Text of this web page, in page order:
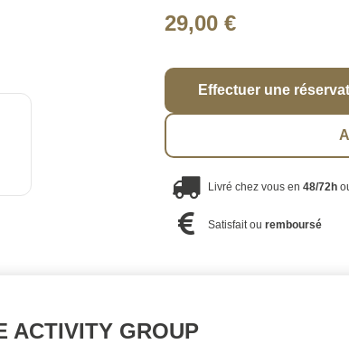
29,00 €
Effectuer une
Livré chez vous en48/72h
Satisfait ouremboursé
ACTIVITY GROUP